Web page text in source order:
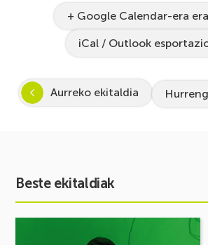
+ Google Calendar-era
iCal / Outlook
Aurreko ekitaldia
Beste ekitaldiak